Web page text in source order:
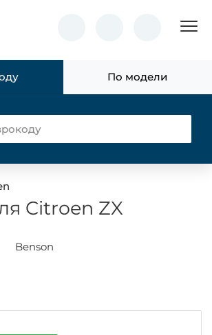
По модели
Citroen ZX
Benson